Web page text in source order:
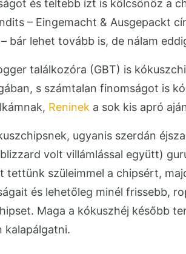
és teltebb ízt is kölcsönöz a
– Eingemacht & Ausgepackt
bár lehet tovább is, de nálam
találkozóra (GBT) is
s számtalan finomságot is
Reninek a sok kis apró
ugyanis szerdán
volt villámlással együtt)
szüleimmel a chipsért,
és lehetőleg minél frissebb,
Maga a kókuszhéj később
kalapálgatni.